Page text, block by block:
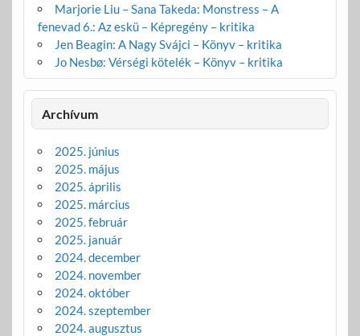
Marjorie Liu – Sana Takeda: Monstress – A
fenevad 6.: Az eskü – Képregény – kritika
Jen Beagin: A Nagy Svájci – Könyv – kritika
Jo Nesbø: Vérségi kötelék – Könyv – kritika
Archívum
2025. június
2025. május
2025. április
2025. március
2025. február
2025. január
2024. december
2024. november
2024. október
2024. szeptember
2024. augusztus